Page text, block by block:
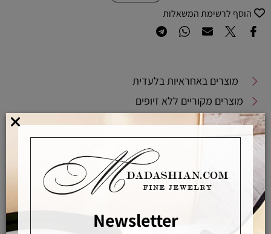
הוסף לרשימת המשאלות
מוצרים באחראיות בלעדית
מוצרים מקוריים ללא זיופים
משלוחים מהירים
אפשרויות החלפה / החזרה
אחראיות בלעדית משלוחים מהירים רכישה מאובטחת Newsletter